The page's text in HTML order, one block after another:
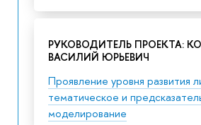
РУКОВОДИТЕЛЬ ПРОЕКТА:
ВАСИЛИЙ ЮРЬЕВИЧ
Проявление уровня развития
тематическое и
моделирование